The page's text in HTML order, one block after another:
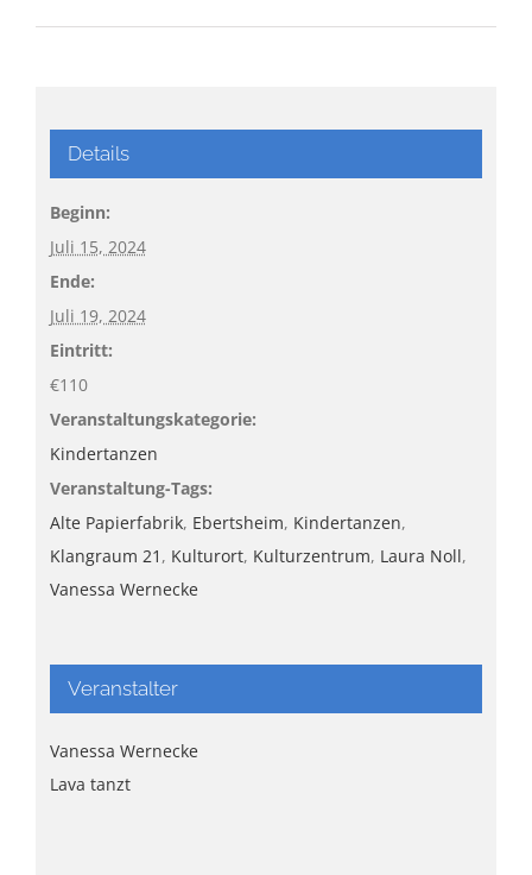
Details
Beginn:
Juli 15, 2024
Ende:
Juli 19, 2024
Eintritt:
€110
Veranstaltungskategorie:
Kindertanzen
Veranstaltung-Tags:
Alte Papierfabrik, Ebertsheim, Kindertanzen,
Klangraum 21 , Kulturort, Kulturzentrum, Laura Noll,
Vanessa Wernecke
Veranstalter
Vanessa Wernecke
Lava tanzt